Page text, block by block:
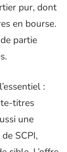
pur, dont
en bourse.
partie
:
titres
une
SCPI,